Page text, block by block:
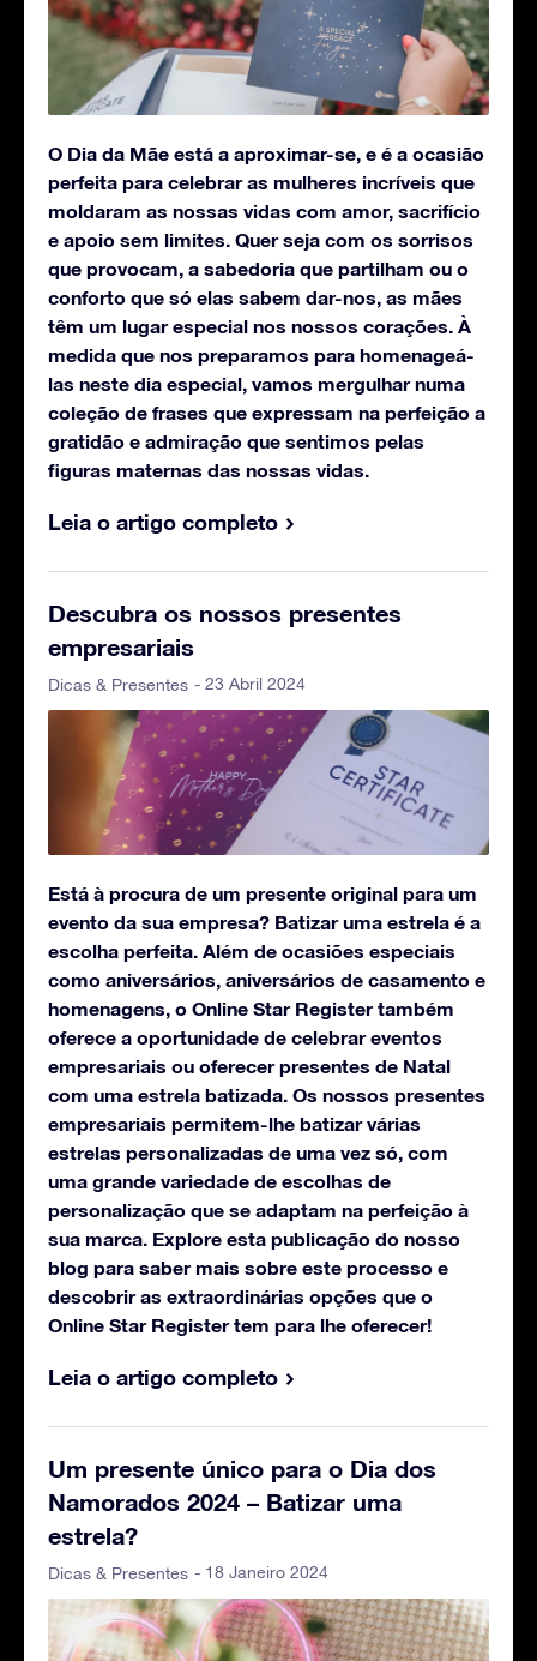
O Dia da Mãe está a aproximar-se, e é a ocasião
perfeita para celebrar as mulheres incríveis que
moldaram as nossas vidas com amor, sacrifício
e apoio sem limites. Quer seja com os sorrisos
que provocam, a sabedoria que partilham ou o
conforto que só elas sabem dar-nos, as mães
têm um lugar especial nos nossos corações. À
medida que nos preparamos para homenageá-
las neste dia especial, vamos mergulhar numa
coleção de frases que expressam na perfeição a
gratidão e admiração que sentimos pelas
figuras maternas das nossas vidas.
Leia o artigo completo
Descubra os nossos presentes
empresariais
Dicas & Presentes - 23 Abril 2024
Está à procura de um presente original para um
evento da sua empresa? Batizar uma estrela é a
escolha perfeita. Além de ocasiões especiais
como aniversários, aniversários de casamento e
homenagens, o Online Star Register também
oferece a oportunidade de celebrar eventos
empresariais ou oferecer presentes de Natal
com uma estrela batizada. Os nossos presentes
empresariais permitem-lhe batizar várias
estrelas personalizadas de uma vez só, com
uma grande variedade de escolhas de
personalização que se adaptam na perfeição à
sua marca. Explore esta publicação do nosso
blog para saber mais sobre este processo e
descobrir as extraordinárias opções que o
Online Star Register tem para lhe oferecer!
Leia o artigo completo
Um presente único para o Dia dos
Namorados 2024 – Batizar uma
estrela?
Dicas & Presentes - 18 Janeiro 2024